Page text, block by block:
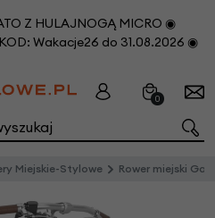
Z HULAJNOGĄ MICRO ◉
Wakacje26 do 31.08.2026 ◉
0
Miejskie-Stylowe Rower miejski Gazelle Van Stael Męski